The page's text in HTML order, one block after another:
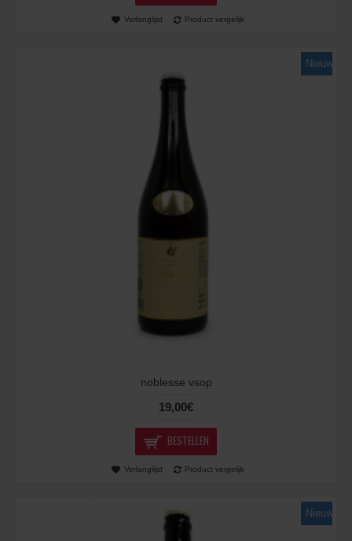
Verlanglijst Product vergelijk
Nieuw
noblesse vsop
19,00€
BESTELLEN
Verlanglijst Product vergelijk
Nieuw